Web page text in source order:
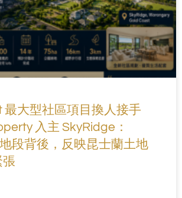
最大型社區項目換人接手
入主 SkyRidge：
段背後，反映昆士蘭土地
張